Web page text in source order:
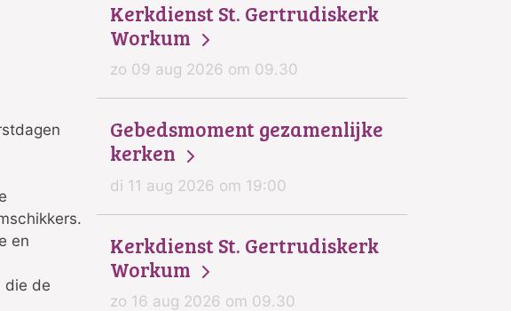
en
die de
Kerkdienst St. Gertrudiskerk
Workum
zo 09 aug 2026 om 09.30
Gebedsmoment gezamenlijke
kerken
di 11 aug 2026 om 19:00
Kerkdienst St. Gertrudiskerk
Workum
zo 16 aug 2026 om 09.30